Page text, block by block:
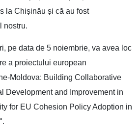
la Chișinău și că au fost
nostru.
pe data de 5 noiembrie, va avea loc
a proiectului european
Moldova: Building Collaborative
Development and Improvement in
for EU Cohesion Policy Adoption in